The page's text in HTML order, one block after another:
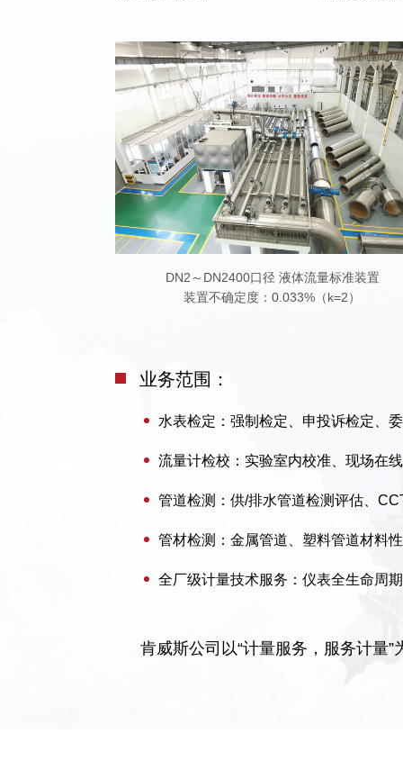
DN2～DN2400口径 液体流量标准装置
装置不确定度：0.033%（k=2）
业务范围：
水表检定：强制检定、申投诉检定、
流量计检校：实验室内校准、现场在
管道检测：供/排水管道检测评估、
管材检测：金属管道、塑料管道材料
全厂级计量技术服务：仪表全生命周
肯威斯公司以“计量服务，服务计量